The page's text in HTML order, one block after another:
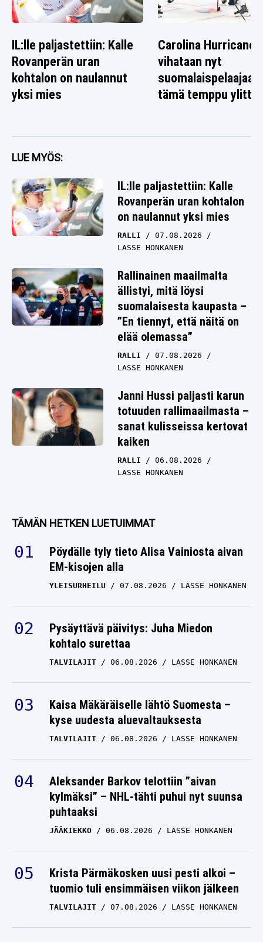
IL:lle paljastettiin: Kalle
Rovanperän uran
kohtalon on naulannut
yksi mies
Carolina
vihataan nyt
suomalaispelaajaa
tämä temppu ylitti
LUE MYÖS:
IL:lle paljastettiin: Kalle
Rovanperän uran kohtalon
on naulannut yksi mies
RALLI
07.08.2026
LASSE HONKANEN
Rallinainen maailmalta
ällistyi, mitä löysi
suomalaisesta kaupasta –
”En tiennyt, että näitä on
elää olemassa”
RALLI
07.08.2026
LASSE HONKANEN
Janni Hussi paljasti karun
totuuden rallimaailmasta –
sanat kulisseissa kertovat
kaiken
RALLI
06.08.2026
LASSE HONKANEN
TÄMÄN HETKEN LUETUIMMAT
Pöydälle tyly tieto Alisa Vainiosta aivan
EM-kisojen alla
YLEISURHEILU 07.08.2026 LASSE HONKANEN
Pysäyttävä päivitys: Juha Miedon
kohtalo surettaa
TALVILAJIT 06.08.2026 LASSE HONKANEN
Kaisa Mäkäräiselle lähtö Suomesta –
kyse uudesta aluevaltauksesta
TALVILAJIT 06.08.2026 LASSE HONKANEN
Aleksander Barkov telottiin ”aivan
kylmäksi” – NHL-tähti puhui nyt suunsa
puhtaaksi
JÄÄKIEKKO 06.08.2026 LASSE HONKANEN
Krista Pärmäkosken uusi pesti alkoi –
tuomio tuli ensimmäisen viikon jälkeen
TALVILAJIT 07.08.2026 LASSE HONKANEN